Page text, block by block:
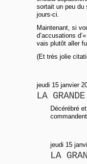
sortait un peu du
jours-ci.
Maintenant, si
d’accusations
vais plutôt aller
(Et très jolie
jeudi 15 janvier
LA
Décérébré
jeudi 15
LA